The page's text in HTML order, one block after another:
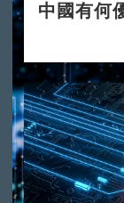
中國有何